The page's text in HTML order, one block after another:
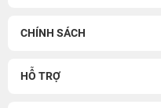
CHÍNH SÁCH
HỖ TRỢ